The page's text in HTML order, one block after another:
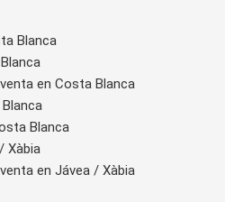
Blanca
en Costa Blanca
Blanca
Xàbia
en Jávea / Xàbia